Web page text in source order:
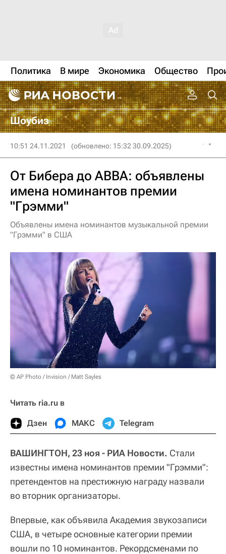
Политика В мире Экономика Общество
Шоубиз
10:51 24.11.2021 (обновлено: 15:32 30.09.2025)
От Бибера до ABBA: объявлены
имена номинантов премии
"Грэмми"
Объявлены имена номинантов музыкальной премии
"Грэмми" в США
© AP Photo / Invision / Matt Sayles
Читать ria.ru в
Дзен МАКС Telegram
ВАШИНГТОН, 23 ноя - РИА Новости. Стали
известны имена номинантов премии "Грэмми":
претендентов на престижную награду назвали
во вторник организаторы.
Впервые, как объявила Академия звукозаписи
США, в четыре основные категории премии
вошли по 10 номинантов. Рекордсменами по